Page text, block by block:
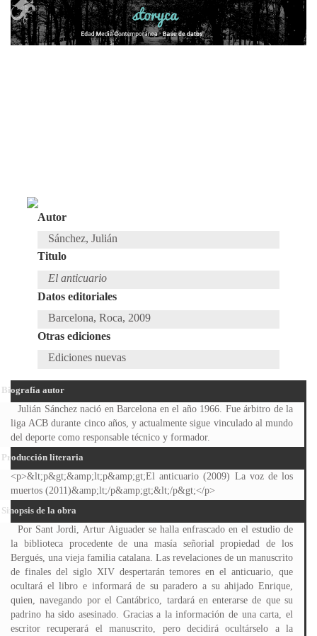
Autor
Sánchez, Julián
Titulo
El anticuario
Datos editoriales
Barcelona, Roca, 2009
Otras ediciones
Ediciones nuevas
Biografía autor
Julián Sánchez nació en Barcelona en el año 1966. Fue árbitro de la
liga ACB durante cinco años, y actualmente sigue vinculado al mundo
del deporte como responsable técnico y formador.
Producción literaria
<p>&lt;p&gt;&amp;lt;p&amp;gt;El anticuario (2009) La voz de los
muertos (2011)&amp;lt;/p&amp;gt;&lt;/p&gt;</p>
Sinopsis de la obra
Por Sant Jordi, Artur Aiguader se halla enfrascado en el estudio de
la biblioteca procedente de una masía señorial propiedad de los
Bergués, una vieja familia catalana. Las revelaciones de un manuscrito
de finales del siglo XIV despertarán temores en el anticuario, que
ocultará el libro e informará de su paradero a su ahijado Enrique,
quien, navegando por el Cantábrico, tardará en enterarse de que su
padrino ha sido asesinado. Gracias a la información de una carta, el
escritor recuperará el manuscrito, pero decidirá ocultárselo a la